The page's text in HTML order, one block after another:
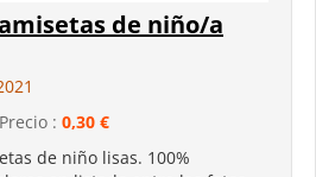
de niño/a
: 0,30 €
de niño lisas. 100%